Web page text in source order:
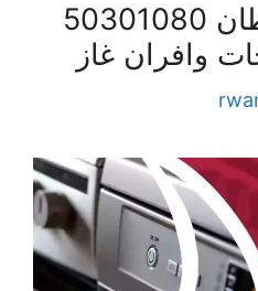
فني طباخات خيطان 50301080
وافران غاز